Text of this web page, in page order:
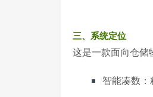
三、系统定位
这是一款面向仓